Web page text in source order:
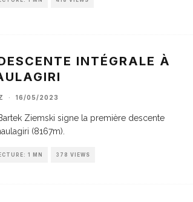
INTÉGRALE À
· 16/05/2023
Ziemski signe la première descente
(8167m).
1 MN 378 VIEWS